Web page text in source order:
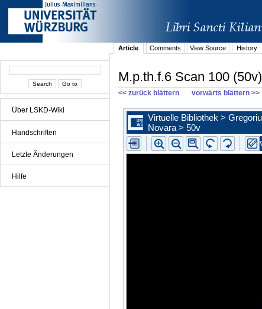
Über LSKD-Wiki
Handschriften
Letzte Änderungen
Hilfe
Article
Comments View Source History
M.p.th.f.6 Scan 100 (50v)
<< zurück blättern vorwärts blättern >>